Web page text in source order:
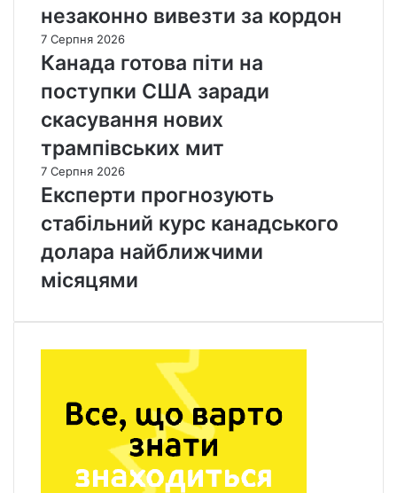
незаконно вивезти за кордон
7 Серпня 2026
Канада готова піти на
поступки США заради
скасування нових
трампівських мит
7 Серпня 2026
Експерти прогнозують
стабільний курс канадського
долара найближчими
місяцями